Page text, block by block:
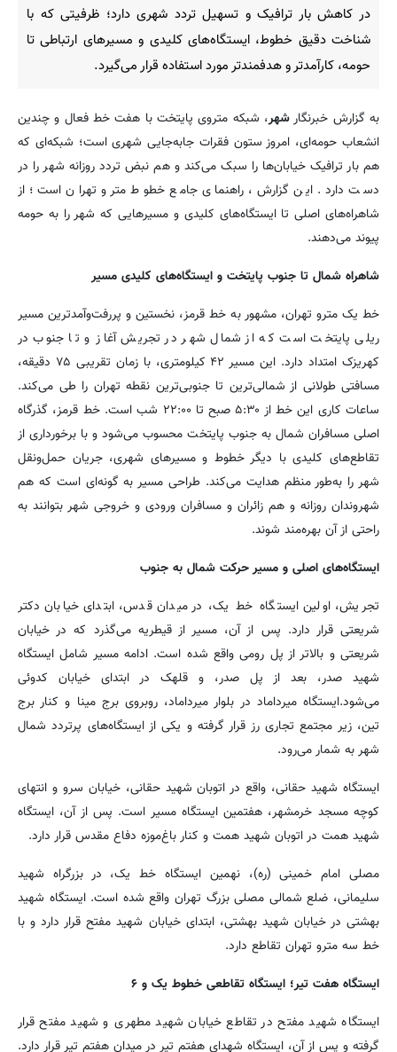
در کاهش بار ترافیک و تسهیل تردد شهری دارد؛ ظرفیتی که با
شناخت دقیق خطوط، ایستگاه‌های کلیدی و مسیرهای ارتباطی تا
حومه، کارآمدتر و هدفمندتر مورد استفاده قرار می‌گیرد.
به گزارش خبرنگارشهر، شبکه متروی پایتخت با هفت خط فعال و چندین
انشعاب حومه‌ای، امروز ستون فقرات جابه‌جایی شهری است؛ شبکه‌ای که
هم بار ترافیک خیابان‌ها را سبک می‌کند و هم نبض تردد روزانه شهر را در
دست دارد. این گزارش، راهنمای جامع خطوط مترو تهران است؛ از
شاهراه‌های اصلی تا ایستگاه‌های کلیدی و مسیرهایی که شهر را به حومه
پیوند می‌دهند.
شاهراه شمال تا جنوب پایتخت و ایستگاه‌های کلیدی مسیر
خط یک مترو تهران، مشهور به خط قرمز، نخستین و پررفت‌وآمدترین مسیر
ریلی پایتخت است که از شمال شهر در تجریش آغاز و تا جنوب در
کهریزک امتداد دارد. این مسیر ۴۲ کیلومتری، با زمان تقریبی ۷۵ دقیقه،
مسافتی طولانی از شمالی‌ترین تا جنوبی‌ترین نقطه تهران را طی می‌کند.
ساعات کاری این خط از ۵:۳۰ صبح تا ۲۲:۰۰ شب است. خط قرمز، گذرگاه
اصلی مسافران شمال به جنوب پایتخت محسوب می‌شود و با برخورداری از
تقاطع‌های کلیدی با دیگر خطوط و مسیرهای شهری، جریان حمل‌ونقل
شهر را به‌طور منظم هدایت می‌کند. طراحی مسیر به گونه‌ای است که هم
شهروندان روزانه و هم زائران و مسافران ورودی و خروجی شهر بتوانند به
راحتی از آن بهره‌مند شوند.
ایستگاه‌های اصلی و مسیر حرکت شمال به جنوب
تجریش، اولین ایستگاه خط یک، در میدان قدس، ابتدای خیابان دکتر
شریعتی قرار دارد. پس از آن، مسیر از قیطریه می‌گذرد که در خیابان
شریعتی و بالاتر از پل رومی واقع شده است. ادامه مسیر شامل ایستگاه
شهید صدر، بعد از پل صدر، و قلهک در ابتدای خیابان کدوئی
می‌شود.ایستگاه میرداماد در بلوار میرداماد، روبروی برج مینا و کنار برج
تین، زیر مجتمع تجاری رز قرار گرفته و یکی از ایستگاه‌های پرتردد شمال
شهر به شمار می‌رود.
ایستگاه شهید حقانی، واقع در اتوبان شهید حقانی، خیابان سرو و انتهای
کوچه مسجد خرمشهر، هفتمین ایستگاه مسیر است. پس از آن، ایستگاه
شهید همت در اتوبان شهید همت و کنار باغ‌موزه دفاع مقدس قرار دارد.
مصلی امام خمینی (ره)، نهمین ایستگاه خط یک، در بزرگراه شهید
سلیمانی، ضلع شمالی مصلی بزرگ تهران واقع شده است. ایستگاه شهید
بهشتی در خیابان شهید بهشتی، ابتدای خیابان شهید مفتح قرار دارد و با
خط سه مترو تهران تقاطع دارد.
ایستگاه هفت تیر؛ ایستگاه تقاطعی خطوط یک و ۶
ایستگاه شهید مفتح در تقاطع خیابان شهید مطهری و شهید مفتح قرار
گرفته و پس از آن، ایستگاه شهدای هفتم تیر در میدان هفتم تیر قرار دارد.